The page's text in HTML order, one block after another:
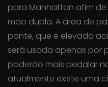
para Manhattan afim
mão dupla. A área de
ponte, que é elevada
será usada apenas por
poderão mais pedalar
atualmente existe uma